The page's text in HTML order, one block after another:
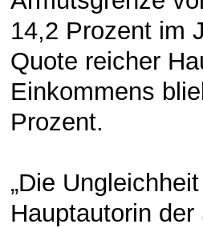
14,2 Prozent im
Quote reicher
Einkommens
Prozent.
„Die
Hauptautorin